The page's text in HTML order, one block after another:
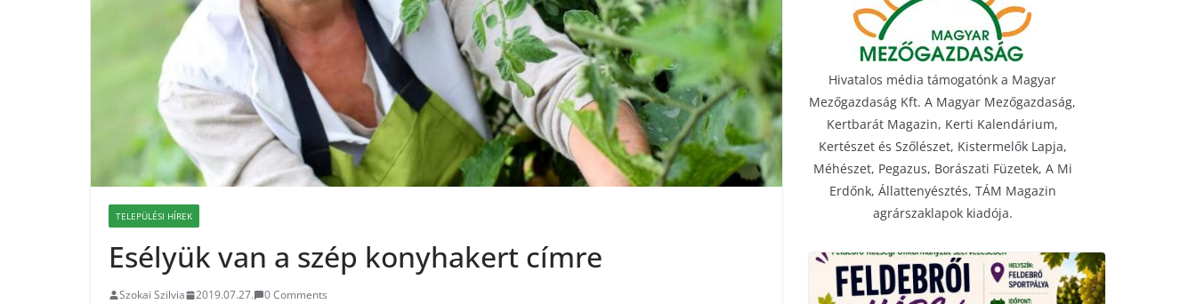
TELEPÜLÉSI HÍREK
Esélyük van a szép konyhakert címre
Szokai Szilvia 2019.07.27.
0 Comments
Hivatalos média támogatónk a Magyar
Mezőgazdaság Kft. A Magyar Mezőgazdaság,
Kertbarát Magazin, Kerti Kalendárium,
Kertészet és Szőlészet, Kistermelők Lapja,
Méhészet, Pegazus, Borászati Füzetek, A Mi
Erdőnk, Állattenyésztés, TÁM Magazin
agrárszaklapok kiadója.